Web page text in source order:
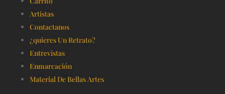
Artistas
Contactanos
¿quieres Un Retrato?
Entrevistas
Enmarcación
Material De Bellas Artes